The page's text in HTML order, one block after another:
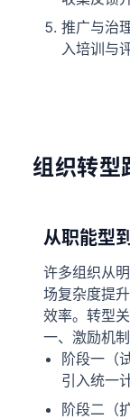
推广与治
入培训与
组织转型
从职能型
许多组织从
场复杂度提
效率。转型
一、激励机制
阶段一（
引入统一
阶段二（